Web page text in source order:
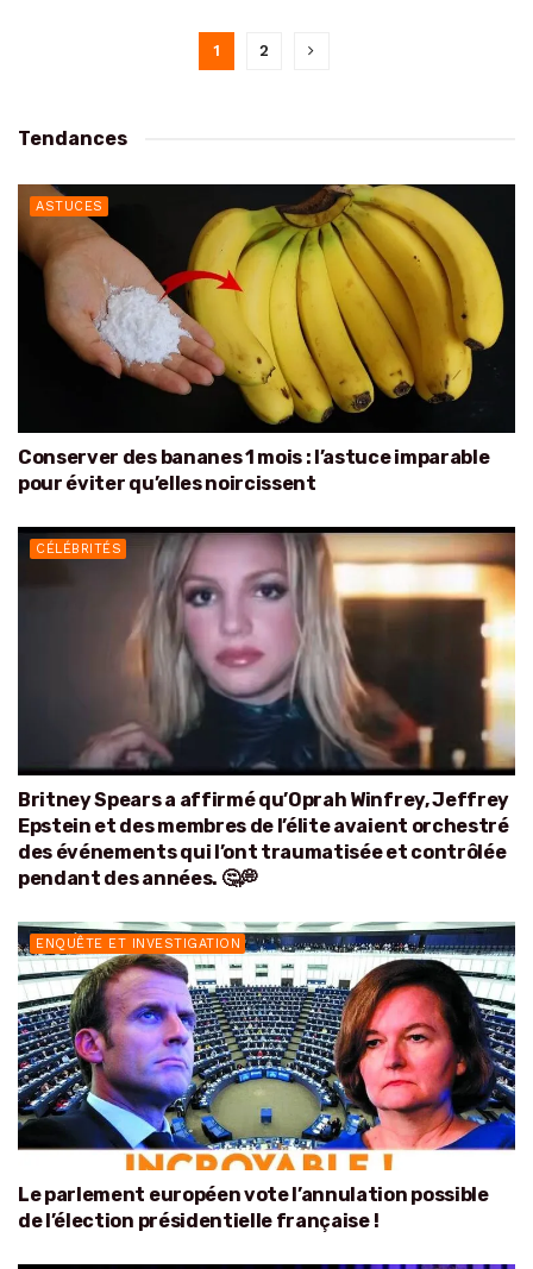
1 2
Tendances
ASTUCES
Conserver des bananes 1 mois : l’astuce imparable
pour éviter qu’elles noircissent
CÉLÉBRITÉS
Britney Spears a affirmé qu’Oprah Winfrey, Jeffrey
Epstein et des membres de l’élite avaient orchestré
des événements qui l’ont traumatisée et contrôlée
pendant des années. 🤔💭
ENQUÊTE ET INVESTIGATION
Le parlement européen vote l’annulation possible
de l’élection présidentielle française !